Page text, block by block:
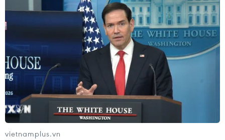
TIN CÙNG CHUYÊN MỤC
Cứu sống trẻ sinh cực non 25 tuần
vietnamplus.vn